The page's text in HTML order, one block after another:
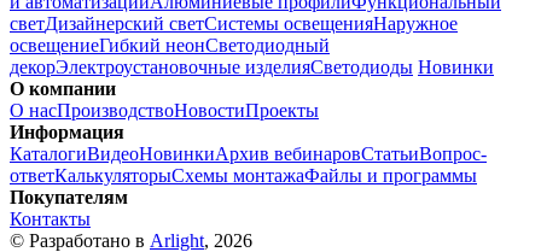
светДизайнерский светСистемы освещенияНаружное
освещениеГибкий неонСветодиодный
декорЭлектроустановочные изделияСветодиоды Новинки
О компании
О насПроизводствоНовостиПроекты
Информация
КаталогиВидеоНовинкиАрхив вебинаровСтатьиВопрос-
ответКалькуляторыСхемы монтажаФайлы и программы
Покупателям
Контакты
© Разработано в Arlight, 2026